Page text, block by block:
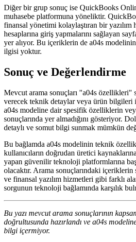
Diğer bir grup sonuç ise QuickBooks
muhasebe platformuna yöneliktir.
finansal yönetimi kolaylaştıran bir yazılım
hesaplarına giriş yapmalarını sağlayan
yer alıyor. Bu içeriklerin de a04s
ilgisi yoktur.
Sonuç ve Değerlendirme
Mevcut arama sonuçları "a04s özellikleri"
verecek teknik detaylar veya ürün bilgileri
a04s modeline dair spesifik özelliklerin
sonuçlarında yer almadığını gösteriyor.
detaylı ve somut bilgi sunmak mümkün
Bu bağlamda a04s modelinin teknik
kullanıcıların doğrudan üretici
yapan güvenilir teknoloji platformlarına
olacaktır. Arama sonuçlarındaki içeriklerin
ve finansal yazılım hizmetleri gibi farklı
sorgunun teknoloji bağlamında karşılık
Bu yazı mevcut arama sonuçlarının
doğrultusunda hazırlandı ve a04s
bilgi içermiyor.